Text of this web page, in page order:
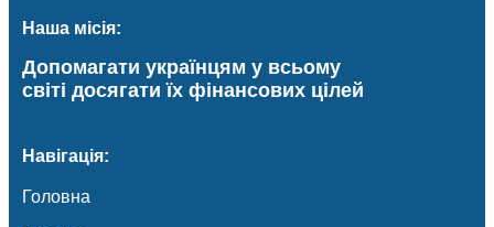
Наша місія:
Допомагати українцям у всьому
світі досягати їх фінансових цілей
Навігація:
Головна